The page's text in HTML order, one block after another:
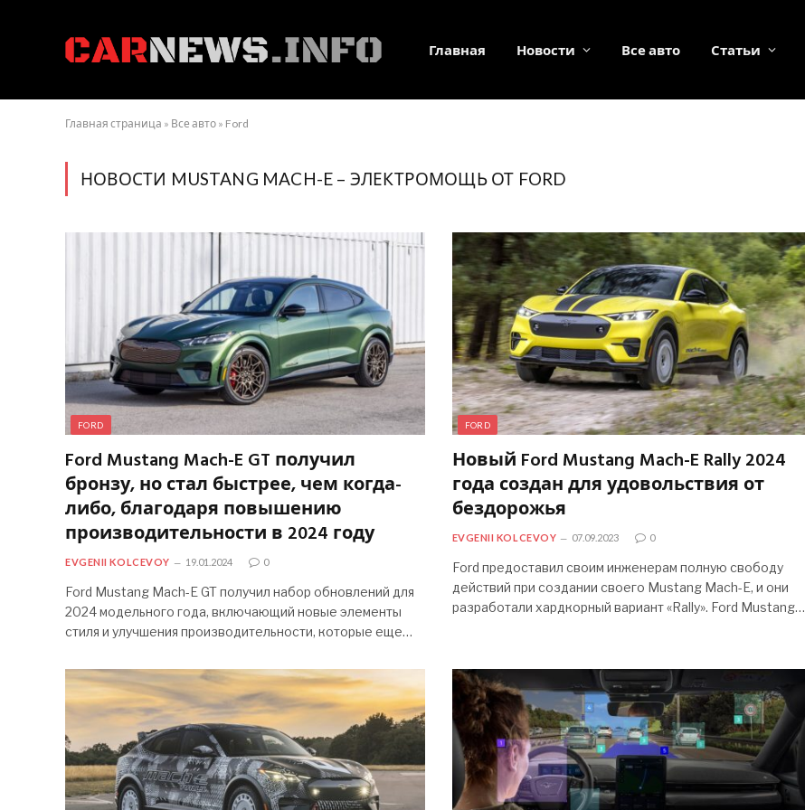
Главная Новости Все авто Статьи
Главная страница » Все авто » Ford
НОВОСТИ MUSTANG MACH-E – ЭЛЕКТРОМОЩЬ ОТ FORD
FORD
Ford Mustang Mach-E GT получил
бронзу, но стал быстрее, чем когда-
либо, благодаря повышению
производительности в 2024 году
EVGENII KOLCEVOY 19.01.2024 0
Ford Mustang Mach-E GT получил набор обновлений для
2024 модельного года, включающий новые элементы
стиля и улучшения производительности, которые еще…
FORD
Новый Ford Mustang Mach-E Rally 2024
года создан для удовольствия от
бездорожья
EVGENII KOLCEVOY 07.09.2023 0
Ford предоставил своим инженерам полную свободу
действий при создании своего Mustang Mach-E, и они
разработали хардкорный вариант «Rally». Ford Mustang…